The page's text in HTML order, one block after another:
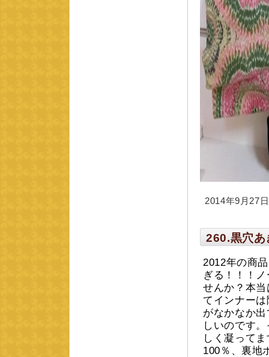
2014年9月27
260.黒穴あ
2012年の商
ぎる！！！
せんか？本
てインナー
がなかなか
しいのです
しく凝って
100％、裏地